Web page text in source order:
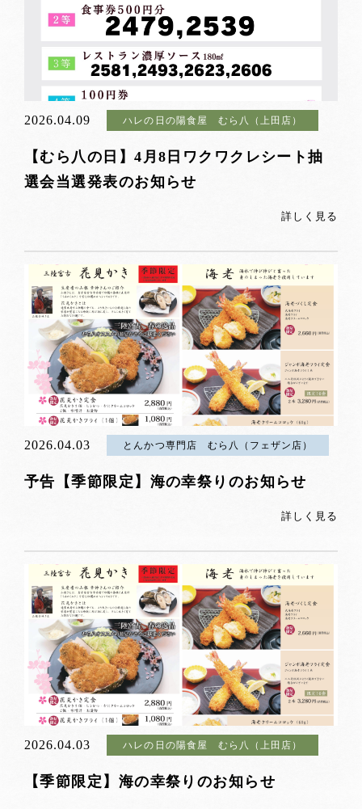
2026.04.09 ハレの日の陽食屋 むら八（上田店）
【むら八の日】4月8日ワクワクレシート抽
選会当選発表のお知らせ
詳しく見る
2026.04.03 とんかつ専門店 むら八（フェザン店）
予告【季節限定】海の幸祭りのお知らせ
詳しく見る
2026.04.03 ハレの日の陽食屋 むら八（上田店）
【季節限定】海の幸祭りのお知らせ